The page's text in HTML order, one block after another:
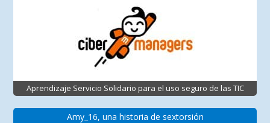
Aprendizaje Servicio Solidario para el uso seguro de las TIC
Amy_16, una historia de sextorsión